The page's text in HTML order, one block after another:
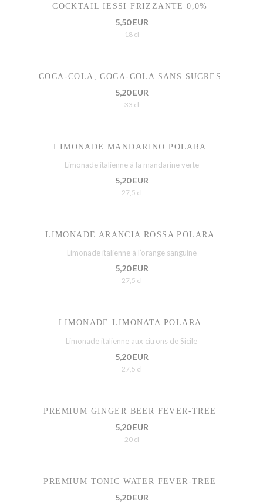
COCKTAIL IESSI FRIZZANTE 0,0%
5,50 EUR
18 cl
COCA-COLA, COCA-COLA SANS SUCRES
5,20 EUR
33 cl
LIMONADE MANDARINO POLARA
Limonade italienne à la mandarine verte
5,20 EUR
27,5 cl
LIMONADE ARANCIA ROSSA POLARA
Limonade italienne à l’orange sanguine
5,20 EUR
27,5 cl
LIMONADE LIMONATA POLARA
Limonade italienne aux citrons de Sicile
5,20 EUR
27,5 cl
PREMIUM GINGER BEER FEVER-TREE
5,20 EUR
20 cl
PREMIUM TONIC WATER FEVER-TREE
5,20 EUR